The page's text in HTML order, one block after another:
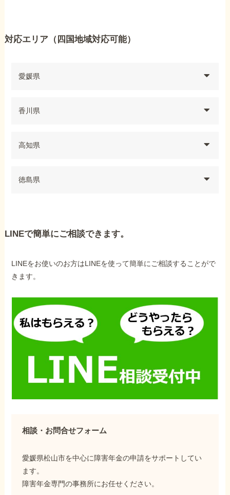
対応エリア（四国地域対応可能）
愛媛県
香川県
高知県
徳島県
LINEで簡単にご相談できます。
LINEをお使いのお方はLINEを使って簡単にご相談することがで
きます。
相談・お問合せフォーム
愛媛県松山市を中心に障害年金の申請をサポートしてい
ます。
障害年金専門の事務所にお任せください。